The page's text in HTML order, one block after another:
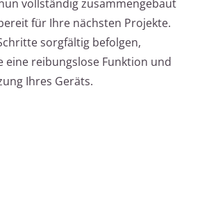
vollständig zusammengebaut
für Ihre nächsten Projekte.
sorgfältig befolgen,
eine reibungslose Funktion und
Ihres Geräts.